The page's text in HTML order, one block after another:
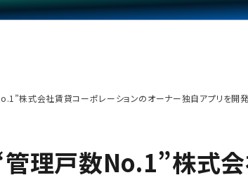
株式会社賃貸コーポレーションのオーナー独自アプリを開
管理戸数No.1”株式